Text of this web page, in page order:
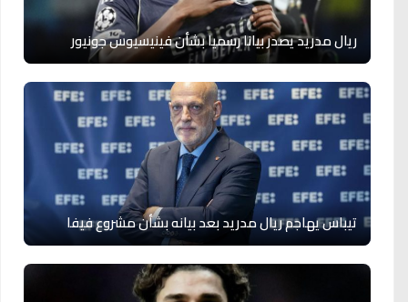
ريال مدريد يصدر بيانا رسميا بشأن فينيسيوس جونيور
تيباس يهاجم ريال مدريد بعد بيانه بشأن مشروع فيفا